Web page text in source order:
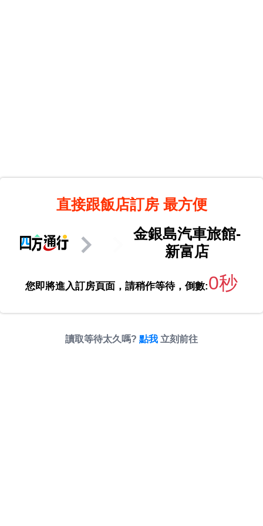
直接跟飯店訂房 最方便
金銀島汽車旅館-
新富店
您即將進入訂房頁面，請稍作等待，倒數:0秒
讀取等待太久嗎? 點我 立刻前往